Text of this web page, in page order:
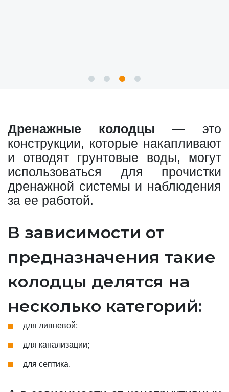
Дренажные колодцы — это
конструкции, которые накапливают
и отводят грунтовые воды, могут
использоваться для прочистки
дренажной системы и наблюдения
за ее работой.
В зависимости от
предназначения такие
колодцы делятся на
несколько категорий:
для ливневой;
для канализации;
для септика.